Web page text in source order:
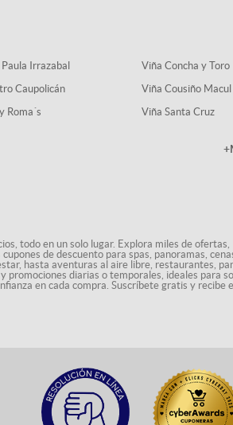
Irrazabal
Caupolicán
Roma´s
Viña Concha y Toro
Viña Cousiño Macul
Viña Santa Cruz
todo en un solo lugar. Explora miles de ofertas,
de descuento para spas, panoramas,
hasta aventuras al aire libre, restaurantes,
promociones diarias o temporales, ideales para
en cada compra. Suscríbete gratis y recibe